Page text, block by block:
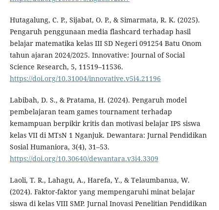
Hutagalung, C. P., Sijabat, O. P., & Simarmata, R. K. (2025).
Pengaruh penggunaan media flashcard terhadap hasil
belajar matematika kelas III SD Negeri 091254 Batu Onom
tahun ajaran 2024/2025. Innovative: Journal of Social
Science Research, 5, 11519–11536.
https://doi.org/10.31004/innovative.v5i4.21196
Labibah, D. S., & Pratama, H. (2024). Pengaruh model
pembelajaran team games tournament terhadap
kemampuan berpikir kritis dan motivasi belajar IPS siswa
kelas VII di MTsN 1 Nganjuk. Dewantara: Jurnal Pendidikan
Sosial Humaniora, 3(4), 31–53.
https://doi.org/10.30640/dewantara.v3i4.3309
Laoli, T. R., Lahagu, A., Harefa, Y., & Telaumbanua, W.
(2024). Faktor-faktor yang mempengaruhi minat belajar
siswa di kelas VIII SMP. Jurnal Inovasi Penelitian Pendidikan